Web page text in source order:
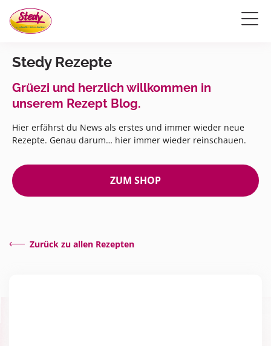
Stedy Rezepte
Grüezi und herzlich willkommen in
unserem Rezept Blog.
Hier erfährst du News als erstes und immer wieder neue
Rezepte. Genau darum… hier immer wieder reinschauen.
ZUM SHOP
Zurück zu allen Rezepten